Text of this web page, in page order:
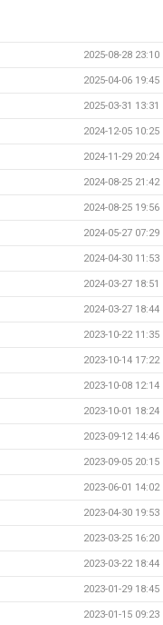
2025-08-28 23:10
2025-04-06 19:45
2025-03-31 13:31
2024-12-05 10:25
2024-11-29 20:24
2024-08-25 21:42
2024-08-25 19:56
2024-05-27 07:29
2024-04-30 11:53
2024-03-27 18:51
2024-03-27 18:44
2023-10-22 11:35
2023-10-14 17:22
2023-10-08 12:14
2023-10-01 18:24
2023-09-12 14:46
2023-09-05 20:15
2023-06-01 14:02
2023-04-30 19:53
2023-03-25 16:20
2023-03-22 18:44
2023-01-29 18:45
2023-01-15 09:23